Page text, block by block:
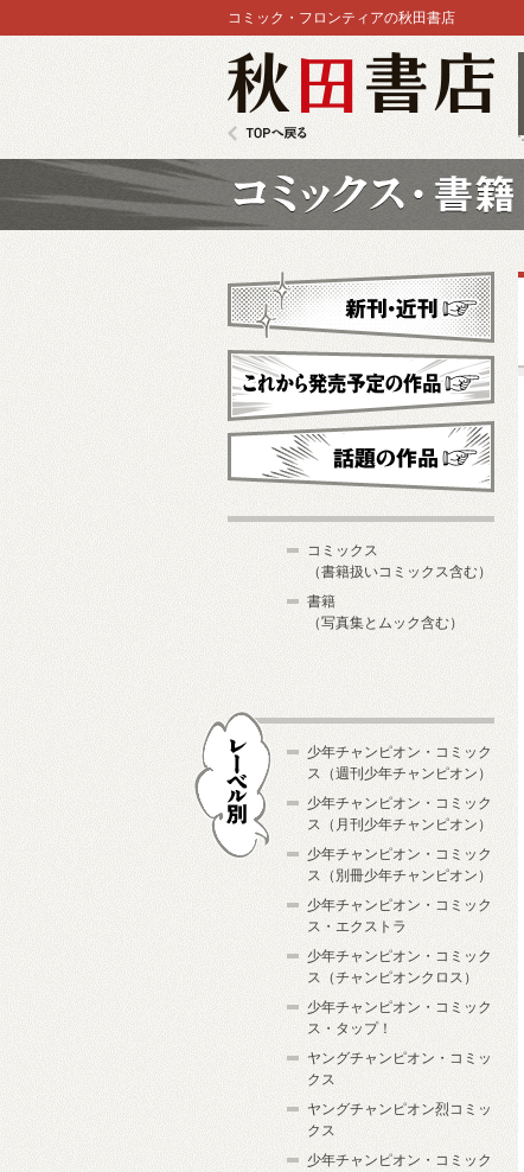
コミック・フロンティアの秋田書店
新刊・近刊
これから発売予定
コミックス
（書籍扱いコミックス含む）
書籍
（写真集とムック含む）
少年チャンピオン・コミック
ス（週刊少年チャンピオン）
少年チャンピオン・コミック
ス（月刊少年チャンピオン）
少年チャンピオン・コミック
ス（別冊少年チャンピオン）
少年チャンピオン・コミック
ス・エクストラ
少年チャンピオン・コミック
ス（チャンピオンクロス）
少年チャンピオン・コミック
ス・タップ！
ヤングチャンピオン・コミッ
クス
ヤングチャンピオン烈コミッ
クス
少年チャンピオン・コミック